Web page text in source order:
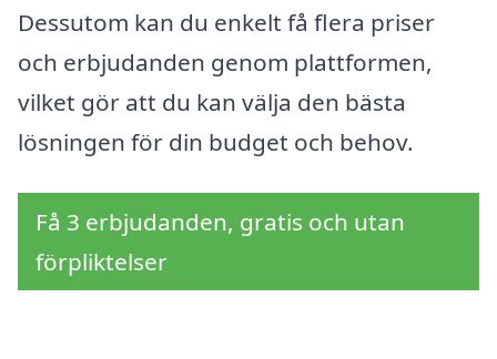
Dessutom kan du enkelt få flera priser
och erbjudanden genom plattformen,
vilket gör att du kan välja den bästa
lösningen för din budget och behov.
Få 3 erbjudanden, gratis och utan
förpliktelser